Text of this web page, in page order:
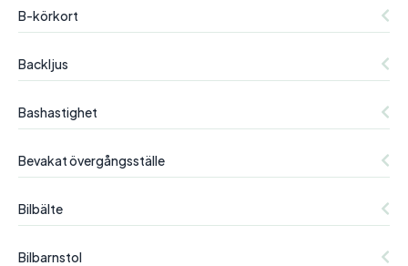
B-körkort
Backljus
Bashastighet
Bevakat övergångsställe
Bilbälte
Bilbarnstol